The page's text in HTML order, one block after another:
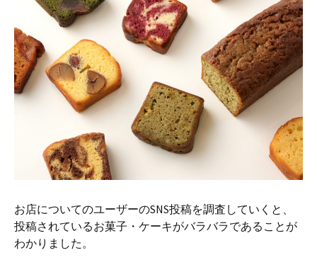
お店についてのユーザーのSNS投稿を調査していくと、
投稿されているお菓子・ケーキがバラバラであることが
わかりました。